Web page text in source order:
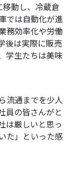
動し、冷蔵倉
では自動化が進
務効率化や労働
後は実際に販売
学生たちは美味
流通までを少人
員の皆さんがと
は厳しいと思っ
た」といった感